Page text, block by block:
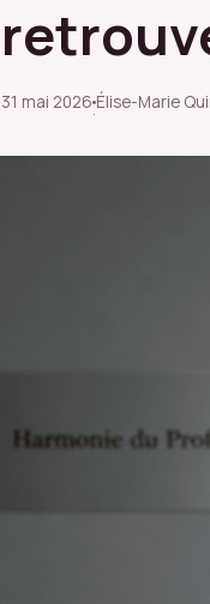
31 mai 2026
·
Élise-Marie